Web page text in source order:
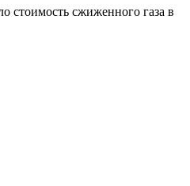
стоимость сжиженного газа в